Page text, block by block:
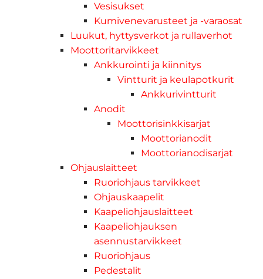
Vesisukset
Kumivenevarusteet ja -varaosat
Luukut, hyttysverkot ja rullaverhot
Moottoritarvikkeet
Ankkurointi ja kiinnitys
Vintturit ja keulapotkurit
Ankkurivintturit
Anodit
Moottorisinkkisarjat
Moottorianodit
Moottorianodisarjat
Ohjauslaitteet
Ruoriohjaus tarvikkeet
Ohjauskaapelit
Kaapeliohjauslaitteet
Kaapeliohjauksen
asennustarvikkeet
Ruoriohjaus
Pedestalit